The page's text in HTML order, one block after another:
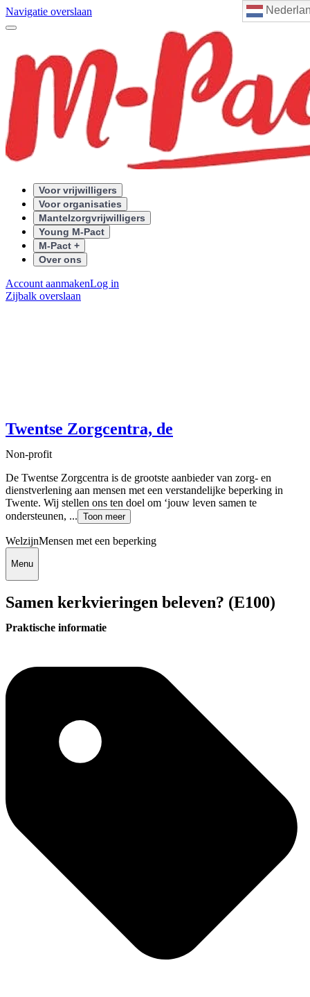
Navigatie overslaan
Voor vrijwilligers
Voor organisaties
Mantelzorgvrijwilligers
Young M-Pact
M-Pact +
Over ons
Account aanmakenLog in
Zijbalk overslaan
Twentse Zorgcentra, de
Non-profit
De Twentse Zorgcentra is de grootste aanbieder van zorg- en
dienstverlening aan mensen met een verstandelijke beperking in
Twente. Wij stellen ons ten doel om ‘jouw leven samen te
ondersteunen, ... Toon meer
WelzijnMensen met een beperking
Menu
Samen kerkvieringen beleven? (E100)
Praktische informatie